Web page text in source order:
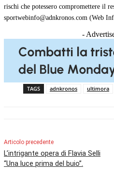
rischi che potessero compromettere il
sportwebinfo@adnkronos.com (Web
-
TAGS adnkronos ultimora
Articolo precedente
L’intrigante opera di Flavia Selli
“Una luce prima del buio”.